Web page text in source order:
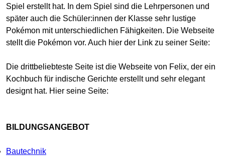
Spiel erstellt hat. In dem Spiel sind die Lehrpersonen und
später auch die Schüler:innen der Klasse sehr lustige
Pokémon mit unterschiedlichen Fähigkeiten. Die Webseite
stellt die Pokémon vor. Auch hier der Link zu seiner Seite:
Die drittbeliebteste Seite ist die Webseite von Felix, der ein
Kochbuch für indische Gerichte erstellt und sehr elegant
designt hat. Hier seine Seite:
BILDUNGSANGEBOT
Bautechnik